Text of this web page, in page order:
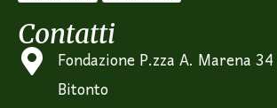
Contatti
Fondazione P.zza A. Marena
Bitonto